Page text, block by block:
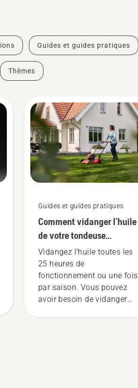
Guides et guides pratiques
Thèmes
Guides et guides pratiques
Comment vidanger l’huile
de votre tondeuse
Husqvarna
Vidangez l’huile toutes les
25 heures de
fonctionnement ou une fois
par saison. Vous pouvez
avoir besoin de vidanger